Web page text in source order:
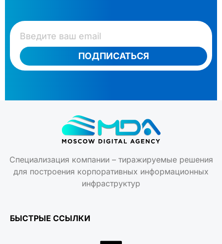
ПОДПИСАТЬСЯ
Специализация компании – тиражируемые решения
для построения корпоративных информационных
инфраструктур
БЫСТРЫЕ ССЫЛКИ